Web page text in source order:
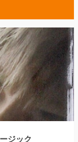
ジック